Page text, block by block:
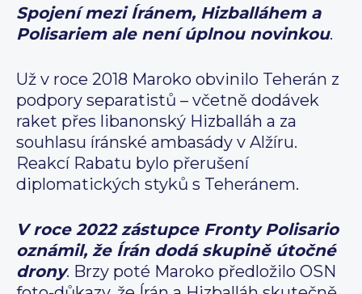
Spojení mezi Íránem, Hizballáhem a
Polisariem ale není úplnou novinkou.
Už v roce 2018 Maroko obvinilo Teherán z
podpory separatistů – včetně dodávek
raket přes libanonský Hizballáh a za
souhlasu íránské ambasády v Alžíru.
Reakcí Rabatu bylo přerušení
diplomatických styků s Teheránem.
V roce 2022 zástupce Fronty Polisario
oznámil, že Írán dodá skupině útočné
drony. Brzy poté Maroko předložilo OSN